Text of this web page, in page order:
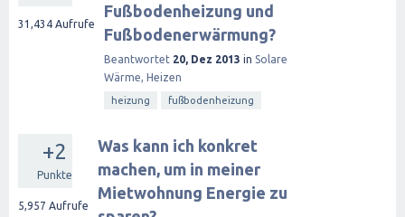
31,434 Aufrufe
Fußbodenheizung und
Fußbodenerwärmung?
Beantwortet 20, Dez 2013 in Solare
Wärme, Heizen
heizung fußbodenheizung
+2
Punkte
5,957 Aufrufe
Was kann ich konkret
machen, um in meiner
Mietwohnung Energie zu